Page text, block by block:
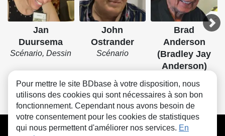
Jan
Duursema
Scénario, Dessin
John
Ostrander
Scénario
Brad
Anderson
(Bradley Jay
Anderson)
CGU FAQ Contact Cookies
Pour mettre le site BDbase à votre disposition, nous
utilisons des cookies qui sont nécessaires à son bon
fonctionnement. Cependant nous avons besoin de
votre consentement pour les cookies de statistiques
qui nous permettent d'améliorer nos services. En